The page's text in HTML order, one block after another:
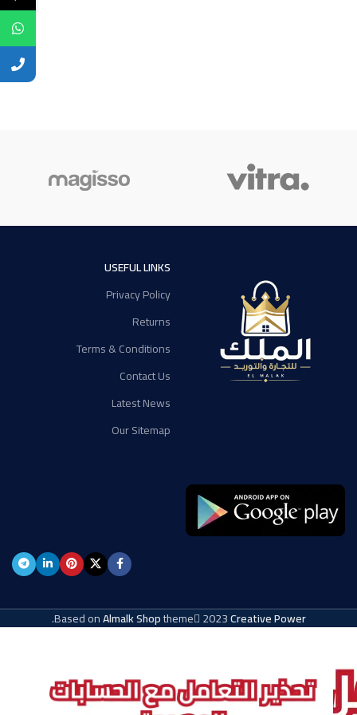
USEFUL LINKS
Privacy Policy
Returns
Terms & Conditions
Contact Us
Latest News
Our Sitemap
Based onAlmalk Shoptheme 2023Creative Power
.